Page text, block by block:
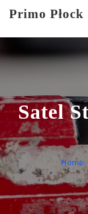
Primo Płock
Satel
Home